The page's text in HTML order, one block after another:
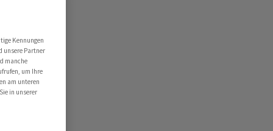
Kennungen
unsere Partner
manche
um Ihre
am unteren
in unserer